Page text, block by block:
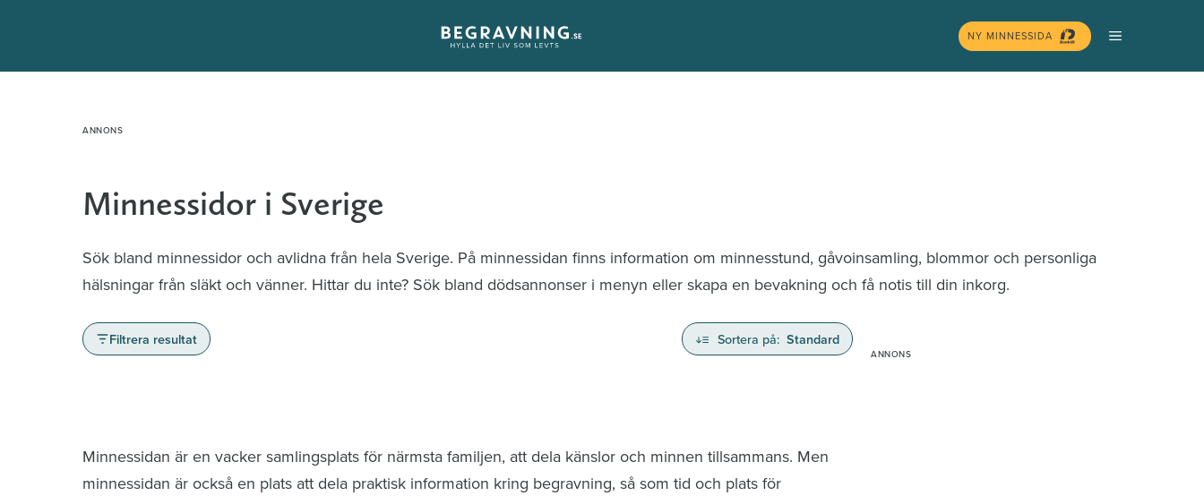
innehåll
NY MINNESSIDA MENY
Minnessidor i Sverige
Sök bland minnessidor och avlidna från hela Sverige. På minnessidan finns information om minnesstund, gåvoinsamling, blommor och personliga
hälsningar från släkt och vänner. Hittar du inte? Sök bland dödsannonser i menyn eller skapa en bevakning och få notis till din inkorg.
Filtrera resultat Sortera på: Standard
Minnessidan är en vacker samlingsplats för närmsta familjen, att dela känslor och minnen tillsammans. Men
minnessidan är också en plats att dela praktisk information kring begravning, så som tid och plats för